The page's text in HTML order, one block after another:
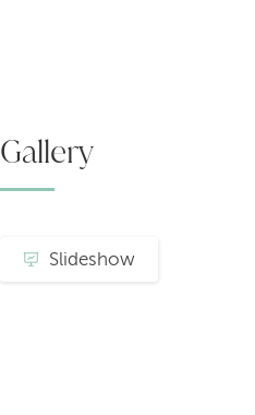
Gallery
Slideshow